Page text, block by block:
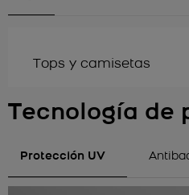
Tops y camisetas
Tecnología de
Protección UV